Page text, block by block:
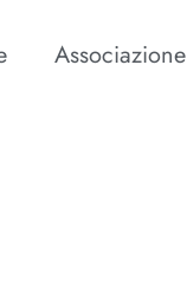
Associazione